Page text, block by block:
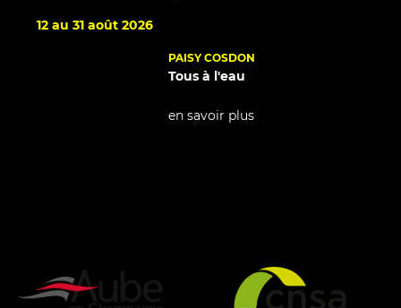
12 au 31 août 2026
PAISY COSDON
Tous à l'eau
en savoir plus